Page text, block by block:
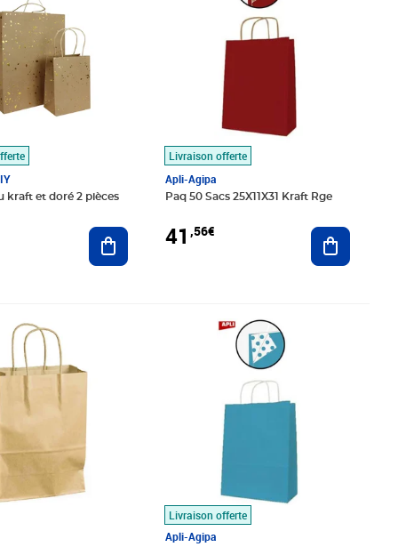
kraft et doré 2 pièces
Ajouter au panier
Livraison offerte
Apli-Agipa
Paq 50 Sacs 25X11X31 Kraft Rge
41 ,56€ Ajouter
Livraison offerte
Apli-Agipa
Prix 41,56€